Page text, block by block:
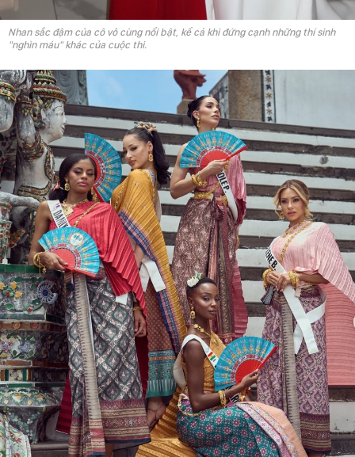
Nhan sắc đậm của cô vô cùng nổi bật, kể cả khi đứng cạnh những thí sinh
"nghìn máu" khác của cuộc thi.